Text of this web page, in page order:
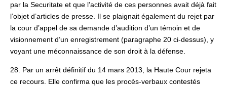
par la Securitate et que l’activité de ces personnes avait déjà fait
l’objet d’articles de presse. Il se plaignait également du rejet par
la cour d’appel de sa demande d’audition d’un témoin et de
visionnement d’un enregistrement (paragraphe 20 ci-dessus), y
voyant une méconnaissance de son droit à la défense.
28. Par un arrêt définitif du 14 mars 2013, la Haute Cour rejeta
ce recours. Elle confirma que les procès-verbaux contestés